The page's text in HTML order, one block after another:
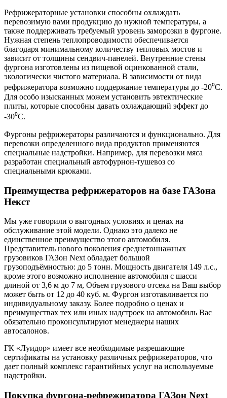
Рефрижераторные установки способны охлаждать
перевозимую вами продукцию до нужной температуры, а
также поддерживать требуемый уровень заморозки в фургоне.
Нужная степень теплопроводимости обеспечивается
благодаря минимальному количеству тепловых мостов и
зависит от толщины сендвич-панелей. Внутренние стены
фургона изготовлены из пищевой оцинкованной стали,
экологически чистого материала. В зависимости от вида
рефрижератора возможно поддержание температуры до -20⁰С.
Для особо изысканных можем установить эвтектические
плиты, которые способны давать охлаждающий эффект до
-30⁰С.
Фургоны рефрижераторы различаются и функционально. Для
перевозки определенного вида продуктов применяются
специальные надстройки. Например, для перевозки мяса
разработан специальный автофурнон-тушевоз со
специальными крюками.
Преимущества рефрижераторов на базе ГАЗона
Некст
Мы уже говорили о выгодных условиях и ценах на
обслуживание этой модели. Однако это далеко не
единственное преимущество этого автомобиля.
Представитель нового поколения среднетоннажных
грузовиков ГАЗон Next обладает большой
грузоподъёмностью: до 5 тонн. Мощность двигателя 149 л.с.,
кроме этого возможно исполнение автомобиля с шасси
длиной от 3,6 м до 7 м, Объем грузового отсека на Ваш выбор
может быть от 12 до 40 куб. м. Фургон изготавливается по
индивидуальному заказу. Более подробно о ценах и
преимуществах тех или иных надстроек на автомобиль Вас
обязательно проконсультируют менеджеры наших
автосалонов.
ГК «Луидор» имеет все необходимые разрешающие
сертификаты на установку различных рефрижераторов, что
дает полный комплекс гарантийных услуг на используемые
надстройки.
Покупка фургона-рефрежиратора ГАЗон Next